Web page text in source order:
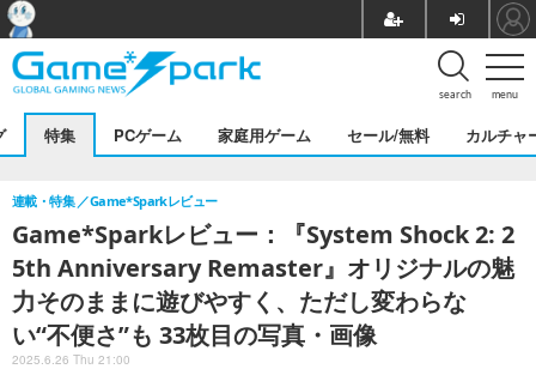
menu
search
特集 PCゲーム 家庭用ゲーム セール/無料 カルチャ
Game*Sparkレビュー：『System Shock 2: 2
5th Anniversary Remaster』オリジナルの魅
力そのままに遊びやすく、ただし変わらな
い“不便さ”も 33枚目の写真・画像
連載・特集 Game*Sparkレビュー
2025.6.26 Thu 21:00